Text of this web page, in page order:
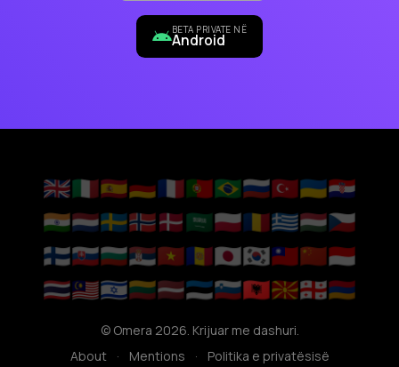
BETA PRIVATE NË
Android
🇬🇧🇮🇹🇪🇸🇩🇪🇫🇷🇵🇹🇧🇷🇷🇺🇹🇷🇺🇦🇭🇷
🇮🇳🇳🇱🇸🇪🇳🇴🇩🇰🇸🇦🇵🇱🇷🇴🇬🇷🇭🇺🇨🇿
🇫🇮🇸🇰🇧🇬🇷🇸🇻🇳🇦🇩🇯🇵🇰🇷🇹🇼🇨🇳🇮🇩
🇹🇭🇲🇾🇮🇱🇱🇹🇱🇻🇪🇪🇸🇮🇦🇱🇲🇰🇬🇪🇦🇲
© Omera 2026. Krijuar me dashuri.
About
· Mentions · Politika e privatësisë